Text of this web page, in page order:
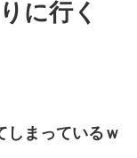
に行く
しまっているｗ